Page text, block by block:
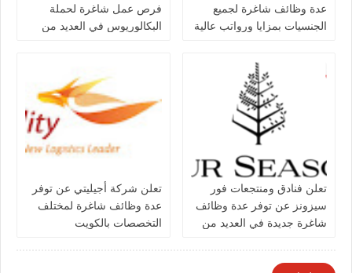
عدة وظائف شاغرة لجميع
الجنسيات بمزايا ورواتب عالية
فرص عمل شاغرة لحملة
البكالوريوس في العديد من
تعلن فنادق ومنتجعات فور
سيزونز‏ عن توفر عدة وظائف
شاغرة جديدة في العديد من
تعلن شركة أجيليتي عن توفر
عدة وظائف شاغرة لمختلف
التخصصات بالكويت